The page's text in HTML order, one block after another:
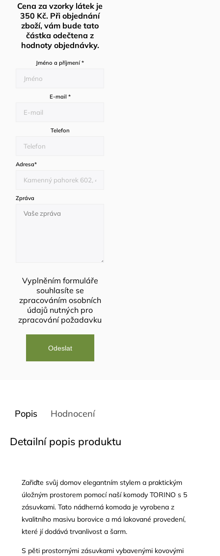
Cena za vzorky látek je
350 Kč. Při objednání
zboží, vám bude tato
částka odečtena z
hodnoty objednávky.
Jméno a příjmení *
E-mail *
Telefon
Adresa*
Zpráva
Vyplněním formuláře
souhlasíte se
zpracováním osobních
údajů nutných pro
zpracování požadavku
Popis Hodnocení
Detailní popis produktu
Zařiďte svůj domov elegantním stylem a praktickým
úložným prostorem pomocí naší komody TORINO s 5
zásuvkami. Tato nádherná komoda je vyrobena z
kvalitního masivu borovice a má lakované provedení,
které jí dodává trvanlivost a šarm.
S pěti prostornými zásuvkami vybavenými kovovými